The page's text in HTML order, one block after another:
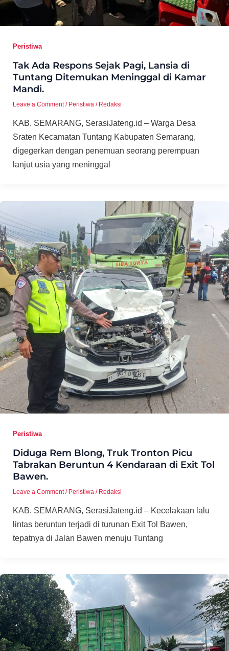
Peristiwa
Tak Ada Respons Sejak Pagi, Lansia di
Tuntang Ditemukan Meninggal di Kamar
Mandi.
Leave a Comment / Peristiwa/ Redaksi
KAB. SEMARANG, SerasiJateng.id – Warga Desa
Sraten Kecamatan Tuntang Kabupaten Semarang,
digegerkan dengan penemuan seorang perempuan
lanjut usia yang meninggal
Peristiwa
Diduga Rem Blong, Truk Tronton Picu
Tabrakan Beruntun 4 Kendaraan di Exit Tol
Bawen.
Leave a Comment / Peristiwa / Redaksi
KAB. SEMARANG, SerasiJateng.id – Kecelakaan lalu
lintas beruntun terjadi di turunan Exit Tol Bawen,
tepatnya di Jalan Bawen menuju Tuntang